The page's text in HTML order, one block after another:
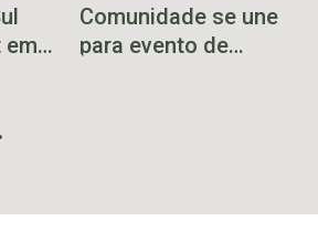
em
Comunidade se une
para evento de